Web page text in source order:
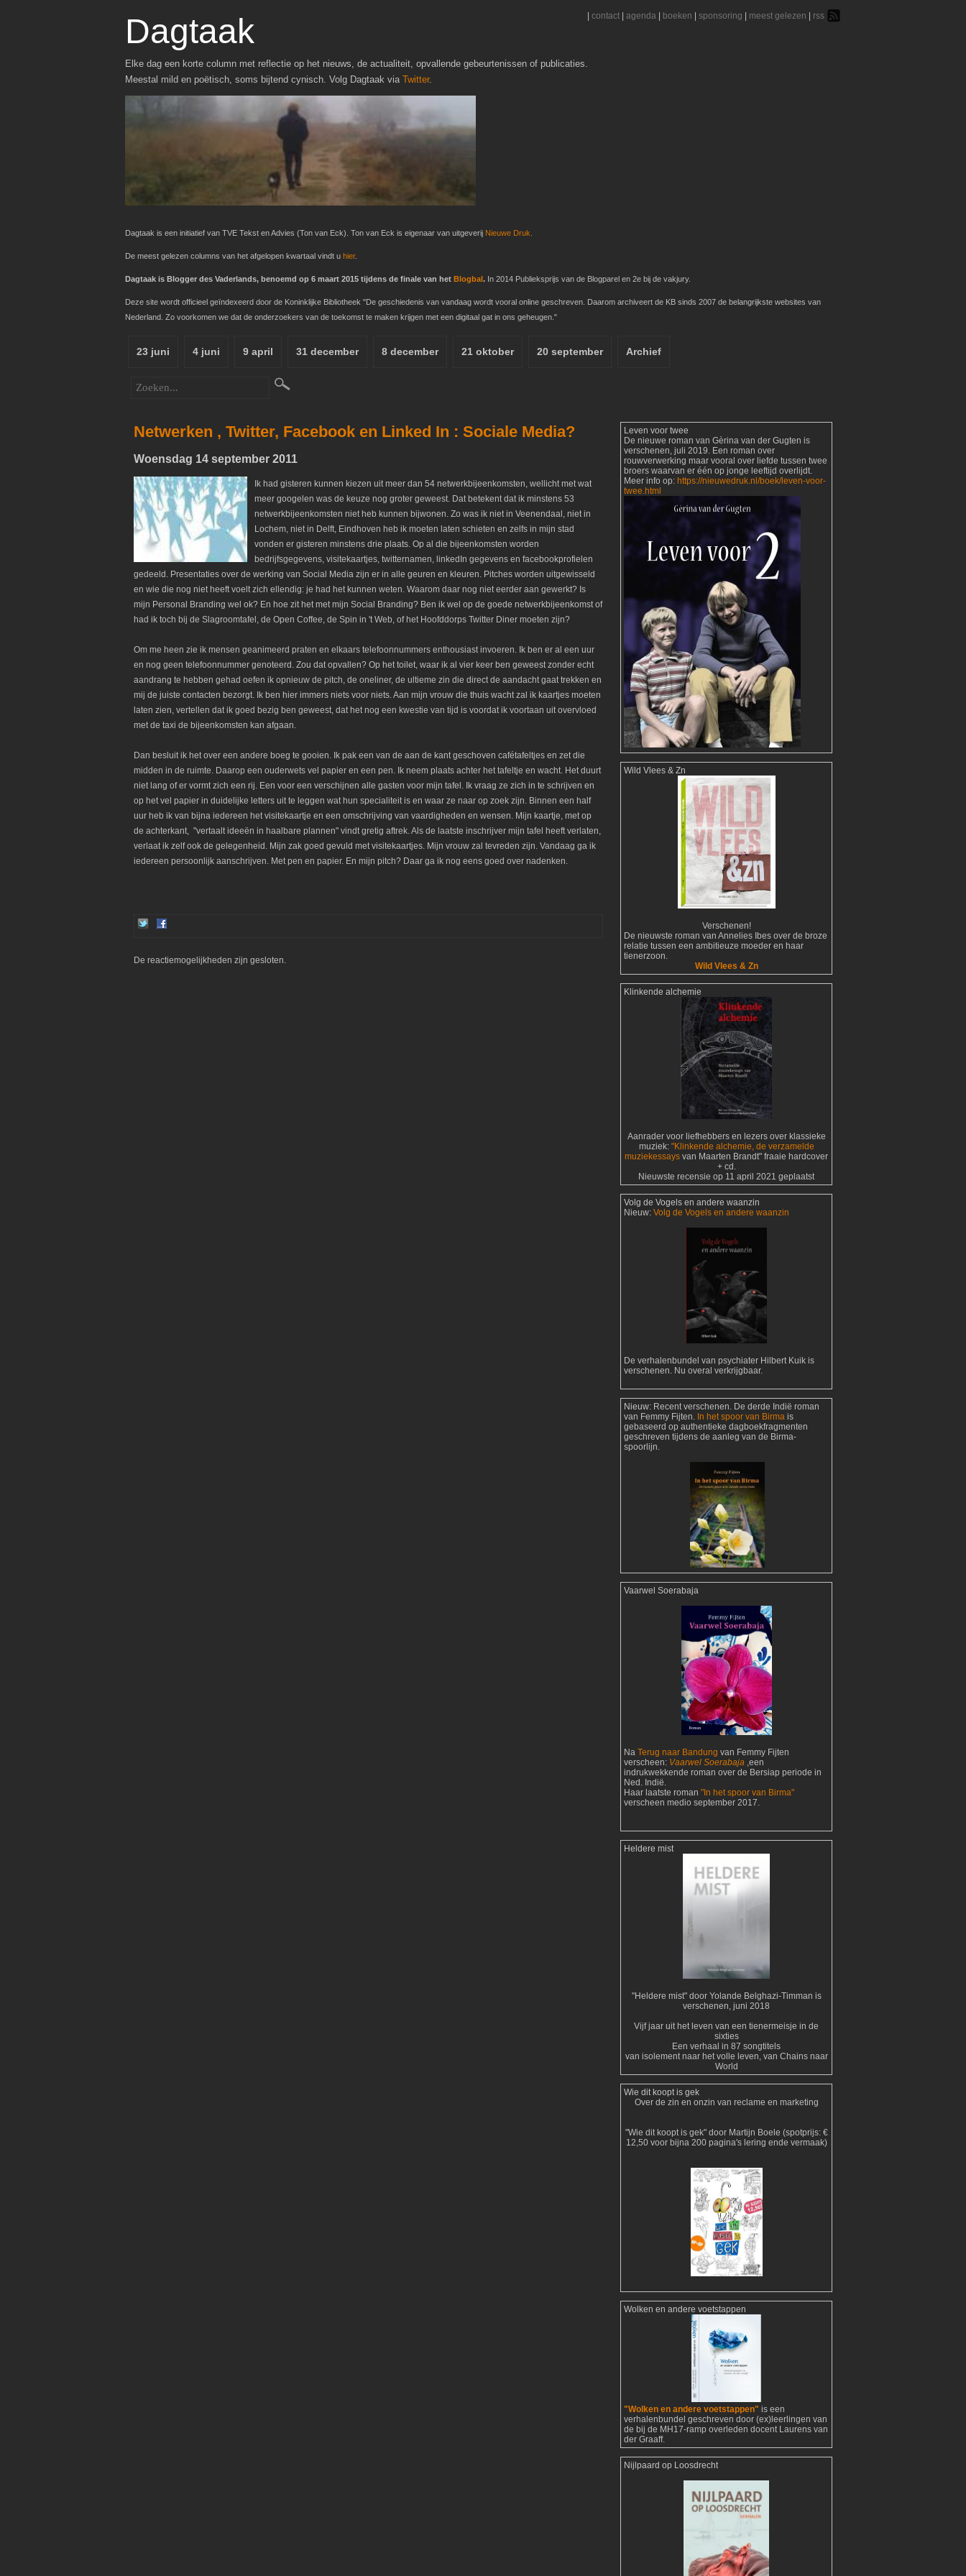
contact agenda boeken sponsoring meest gelezen rss
Dagtaak
Elke dag een korte column met reflectie op het nieuws, de actualiteit, opvallende gebeurtenissen of publicaties.
Meestal mild en poëtisch, soms bijtend cynisch. Volg Dagtaak via Twitter.
Dagtaak is een initiatief van TVE Tekst en Advies (Ton van Eck). Ton van Eck is eigenaar van uitgeverij Nieuwe Druk.
De meest gelezen columns van het afgelopen kwartaal vindt u hier.
Dagtaak is Blogger des Vaderlands, benoemd op 6 maart 2015 tijdens de finale van het Blogbal. In 2014 Publieksprijs van de Blogparel en 2e bij de vakjury.
Deze site wordt officieel geïndexeerd door de Koninklijke Bibliotheek "De geschiedenis van vandaag wordt vooral online geschreven. Daarom archiveert de KB sinds 2007 de belangrijkste websites van
Nederland. Zo voorkomen we dat de onderzoekers van de toekomst te maken krijgen met een digitaal gat in ons geheugen."
23 juni 4 juni 9 april 31 december 8 december 21 oktober 20 september Archief
Netwerken , Twitter, Facebook en Linked In : Sociale Media?
Woensdag 14 september 2011
Ik had gisteren kunnen kiezen uit meer dan 54 netwerkbijeenkomsten, wellicht met wat
meer googelen was de keuze nog groter geweest. Dat betekent dat ik minstens 53
netwerkbijeenkomsten niet heb kunnen bijwonen. Zo was ik niet in Veenendaal, niet in
Lochem, niet in Delft, Eindhoven heb ik moeten laten schieten en zelfs in mijn stad
vonden er gisteren minstens drie plaats. Op al die bijeenkomsten worden
bedrijfsgegevens, visitekaartjes, twitternamen, linkedIn gegevens en facebookprofielen
gedeeld. Presentaties over de werking van Social Media zijn er in alle geuren en kleuren. Pitches worden uitgewisseld
en wie die nog niet heeft voelt zich ellendig: je had het kunnen weten. Waarom daar nog niet eerder aan gewerkt? Is
mijn Personal Branding wel ok? En hoe zit het met mijn Social Branding? Ben ik wel op de goede netwerkbijeenkomst of
had ik toch bij de Slagroomtafel, de Open Coffee, de Spin in 't Web, of het Hoofddorps Twitter Diner moeten zijn?
Om me heen zie ik mensen geanimeerd praten en elkaars telefoonnummers enthousiast invoeren. Ik ben er al een uur
en nog geen telefoonnummer genoteerd. Zou dat opvallen? Op het toilet, waar ik al vier keer ben geweest zonder echt
aandrang te hebben gehad oefen ik opnieuw de pitch, de oneliner, de ultieme zin die direct de aandacht gaat trekken en
mij de juiste contacten bezorgt. Ik ben hier immers niets voor niets. Aan mijn vrouw die thuis wacht zal ik kaartjes moeten
laten zien, vertellen dat ik goed bezig ben geweest, dat het nog een kwestie van tijd is voordat ik voortaan uit overvloed
met de taxi de bijeenkomsten kan afgaan.
Dan besluit ik het over een andere boeg te gooien. Ik pak een van de aan de kant geschoven cafétafeltjes en zet die
midden in de ruimte. Daarop een ouderwets vel papier en een pen. Ik neem plaats achter het tafeltje en wacht. Het duurt
niet lang of er vormt zich een rij. Een voor een verschijnen alle gasten voor mijn tafel. Ik vraag ze zich in te schrijven en
op het vel papier in duidelijke letters uit te leggen wat hun specialiteit is en waar ze naar op zoek zijn. Binnen een half
uur heb ik van bijna iedereen het visitekaartje en een omschrijving van vaardigheden en wensen. Mijn kaartje, met op
de achterkant, "vertaalt ideeën in haalbare plannen" vindt gretig aftrek. Als de laatste inschrijver mijn tafel heeft verlaten,
verlaat ik zelf ook de gelegenheid. Mijn zak goed gevuld met visitekaartjes. Mijn vrouw zal tevreden zijn. Vandaag ga ik
iedereen persoonlijk aanschrijven. Met pen en papier. En mijn pitch? Daar ga ik nog eens goed over nadenken.
De reactiemogelijkheden zijn gesloten.
Leven voor twee
De nieuwe roman van Gèrina van der Gugten is
verschenen, juli 2019. Een roman over
rouwverwerking maar vooral over liefde tussen twee
broers waarvan er één op jonge leeftijd overlijdt.
Meer info op: https://nieuwedruk.nl/boek/leven-voor-
twee.html
Wild Vlees & Zn
Verschenen!
De nieuwste roman van Annelies Ibes over de broze
relatie tussen een ambitieuze moeder en haar
tienerzoon.
Wild Vlees & Zn
Klinkende alchemie
Aanrader voor liefhebbers en lezers over klassieke
muziek: "Klinkende alchemie, de verzamelde
muziekessaysvan Maarten Brandt" fraaie hardcover
+ cd.
Nieuwste recensie op 11 april 2021 geplaatst
Volg de Vogels en andere waanzin
Nieuw:Volg de Vogels en andere waanzin
De verhalenbundel van psychiater Hilbert Kuik is
verschenen. Nu overal verkrijgbaar.
Nieuw: Recent verschenen. De derde Indië roman
van Femmy Fijten. In het spoor van Birma is
gebaseerd op authentieke dagboekfragmenten
geschreven tijdens de aanleg van de Birma-
spoorlijn.
Vaarwel Soerabaja
NaTerug naar Bandungvan Femmy Fijten
verscheen: Vaarwel Soerabaja ,een
indrukwekkende roman over de Bersiap periode in
Ned. Indië.
Haar laatste roman"In het spoor van Birma"
verscheen medio september 2017.
Heldere mist
"Heldere mist" door Yolande Belghazi-Timman is
verschenen, juni 2018
Vijf jaar uit het leven van een tienermeisje in de
sixties
Een verhaal in 87 songtitels
van isolement naar het volle leven, van Chains naar
World
Wie dit koopt is gek
Over de zin en onzin van reclame en marketing
"Wie dit koopt is gek" door Martijn Boele (spotprijs: €
12,50 voor bijna 200 pagina's lering ende vermaak)
Wolken en andere voetstappen
"Wolken en andere voetstappen" is een
verhalenbundel geschreven door (ex)leerlingen van
de bij de MH17-ramp overleden docent Laurens van
der Graaff.
Nijlpaard op Loosdrecht